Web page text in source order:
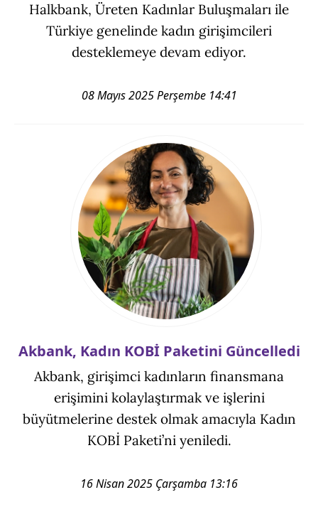
Halkbank, Üreten Kadınlar Buluşmaları ile
Türkiye genelinde kadın girişimcileri
desteklemeye devam ediyor.
08 Mayıs 2025 Perşembe 14:41
Akbank, Kadın KOBİ Paketini Güncelledi
Akbank, girişimci kadınların finansmana
erişimini kolaylaştırmak ve işlerini
büyütmelerine destek olmak amacıyla Kadın
KOBİ Paketi’ni yeniledi.
16 Nisan 2025 Çarşamba 13:16